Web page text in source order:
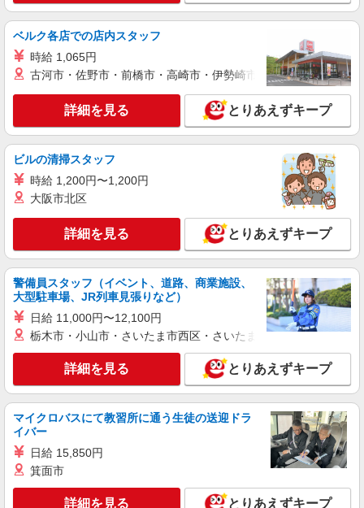
時給1250円〜＋交通費支給（月2万円迄）
≪LOUNIE 銀座店≫ 東京都中央区銀座8-8-5
陽栄銀座ビル1F ■JR/東京メトロ「新橋」駅、東京
詳細を見る
Stola.（ストラ） 八重洲地下街店
未経験歓迎のアパレル販売スタッフ
未経験：月給243,800円〜400,000円 経験者
（店長候補）：月給300,000円〜 ※試用期間中は
270,000円〜 ★固定残業手当：30,800円（月給に
含む） ※経験・能力考慮 ※固定残業時間は1ヶ月
あたり20時間、超過時は追加で残業手当支給 ※月
3万円まで交通費支給 ※試用期間（2〜3ヶ月）も
同条件 【手当】固定残業手当／資格手当／店舗職
制手当／住宅手当（実家外かつ賃貸の場合のみ別
途支給）※試用期間明けから支給／特別手当 ※手
当の種類はエリアにより異なります。詳細は面接
時にお尋ねください。 ＼入社３大特典キャンペー
ン実施中！／※詳細は備考欄にて
≪八重洲地下街店≫ 東京都中央区八重洲2-1八
重洲地下街 中1号 ■各線「東京駅」より徒歩3分
詳細を見る
アルバイト パート
Stola.（ストラ） 西銀座店
アパレル販売スタッフ
時給1250円〜＋交通費支給（月2万円迄）
≪Stola.西銀座店≫ 東京都中央区銀座4-1 西銀
座1F ■JR「有楽町駅」銀座口より徒歩3分、東京
メトロ「銀座駅」C5・C7出口直結
キープ 詳細を見る
契約社員
REGAL SHOES 銀座数寄屋橋店
REGALの革靴の販売・接客スタッフ
ベルク各店での店内スタッフ
時給 1,065円
古河市・佐野市・前橋市・高崎市・伊勢崎市・太田市・館林市
詳細を見る とりあえずキープ
ビルの清掃スタッフ
時給 1,200円〜1,200円
大阪市北区
詳細を見る とりあえずキープ
警備員スタッフ（イベント、道路、商業施設、
大型駐車場、JR列車見張りなど）
日給 11,000円〜12,100円
栃木市・小山市・さいたま市西区・さいたま市岩槻区・久喜市・
詳細を見る とりあえずキープ
マイクロバスにて教習所に通う生徒の送迎ドラ
イバー
日給 15,850円
箕面市
詳細を見る とりあえずキープ